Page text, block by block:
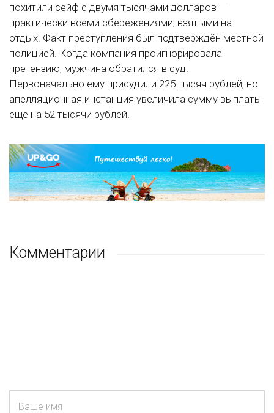
похитили сейф с двумя тысячами долларов —
практически всеми сбережениями, взятыми на
отдых. Факт преступления был подтверждён местной
полицией. Когда компания проигнорировала
претензию, мужчина обратился в суд.
Первоначально ему присудили 225 тысяч рублей, но
апелляционная инстанция увеличила сумму выплаты
ещё на 52 тысячи рублей.
Комментарии
Ваше имя